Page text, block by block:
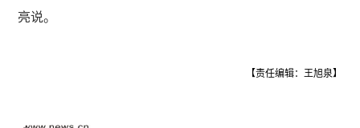
亮说。
【责任编辑：王旭泉】